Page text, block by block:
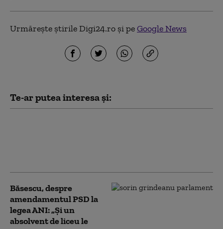
Urmărește știrile Digi24.ro și peGoogle News
Te-ar putea interesa și:
Băsescu, despre
amendamentul PSD la
legea ANI: „Și un
absolvent de liceu le